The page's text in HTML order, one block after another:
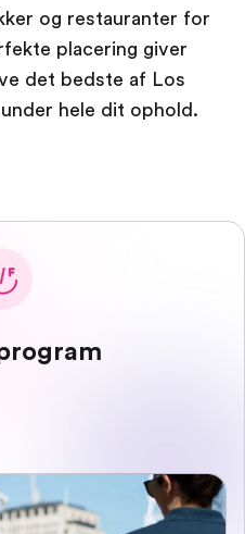
og restauranter for
placering giver
det bedste af Los
hele dit ophold.